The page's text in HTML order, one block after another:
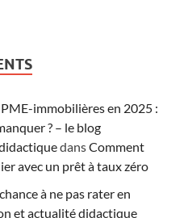
immobilières en 2025 :
? – le blog
dansComment
avec un prêt à taux zéro
à ne pas rater en
et actualité didactique